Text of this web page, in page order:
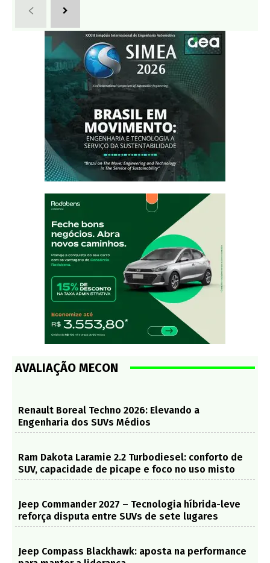
AVALIAÇÃO MECON
Renault Boreal Techno 2026: Elevando a
Engenharia dos SUVs Médios
Ram Dakota Laramie 2.2 Turbodiesel: conforto de
SUV, capacidade de picape e foco no uso misto
Jeep Commander 2027 – Tecnologia híbrida-leve
reforça disputa entre SUVs de sete lugares
Jeep Compass Blackhawk: aposta na performance